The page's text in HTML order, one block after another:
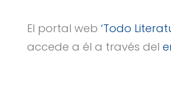
El portal web ‘Todo
accede a él a través del